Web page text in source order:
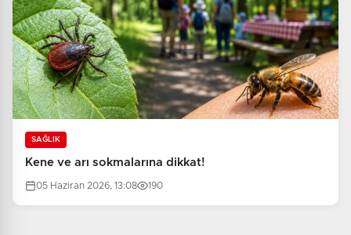
SAĞLIK
Kene ve arı sokmalarına dikkat!
05 Haziran 2026, 13:08 190